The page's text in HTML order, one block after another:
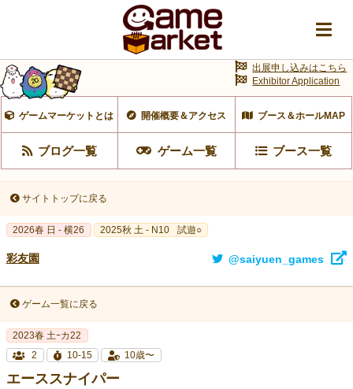
ゲームマーケットとは 開催概要＆アクセス ブース＆ホールMAP
ブログ一覧 ゲーム一覧 ブース一覧
出展申し込みはこちら
Exhibitor Application
サイトトップに戻る
2026春 日 - 横26 2025秋 土 - N10 試遊○
彩友園 @saiyuen_games
ゲーム一覧に戻る
2023春 土ｰカ22
2
10-15 10歳〜
エーススナイパー